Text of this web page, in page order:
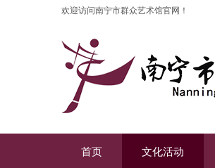
欢迎访问南宁市群众艺术馆官网！
首页 文化活动